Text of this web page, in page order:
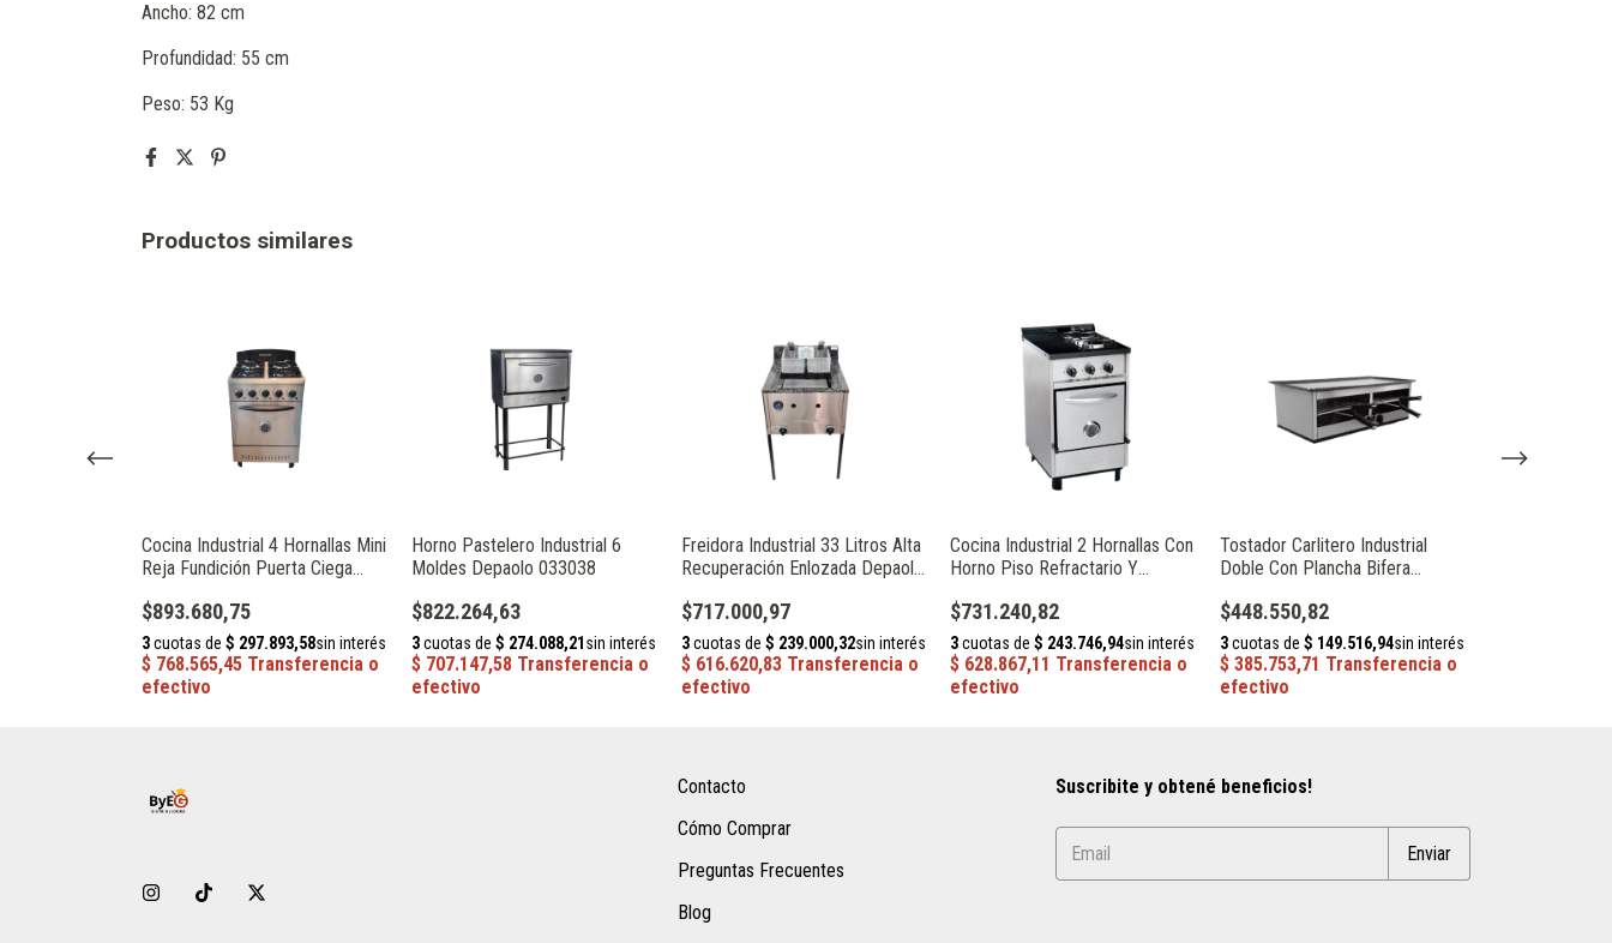
Ancho: 82 cm
Profundidad: 55 cm
Peso: 53 Kg
Productos similares
Cocina Industrial 4 Hornallas Mini
Reja Fundición Puerta Ciega
$893.680,75
Horno Pastelero Industrial 6
Moldes Depaolo 033038
$822.264,63
Freidora Industrial 33 Litros Alta
Recuperación Enlozada Depaolo
$717.000,97
Cocina Industrial 2 Hornallas Con
Horno Piso Refractario Y
$731.240,82
Tostador Carlitero Industrial
Doble Con Plancha Bifera
$448.550,82
Contacto
Cómo Comprar
Preguntas Frecuentes
Blog
Suscribite y obtené beneficios!